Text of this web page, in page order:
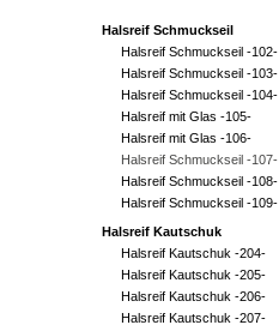
Halsreif Schmuckseil
Halsreif Schmuckseil -102-
Halsreif Schmuckseil -103-
Halsreif Schmuckseil -104-
Halsreif mit Glas -105-
Halsreif mit Glas -106-
Halsreif Schmuckseil -107-
Halsreif Schmuckseil -108-
Halsreif Schmuckseil -109-
Halsreif Kautschuk
Halsreif Kautschuk -204-
Halsreif Kautschuk -205-
Halsreif Kautschuk -206-
Halsreif Kautschuk -207-